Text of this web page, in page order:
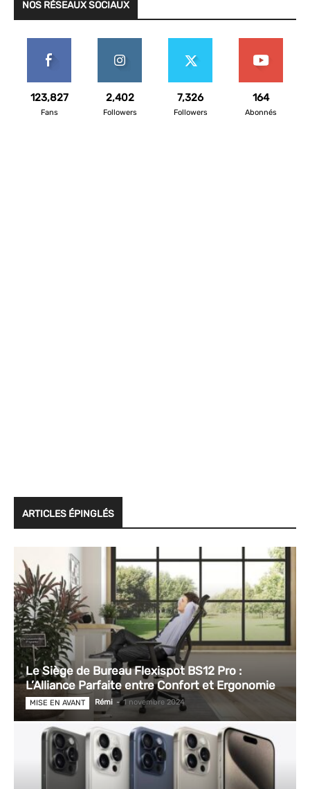
NOS RÉSEAUX SOCIAUX
123,827
Fans
2,402
Followers
7,326
Followers
164
Abonnés
ARTICLES ÉPINGLÉS
Le Siège de Bureau Flexispot BS12 Pro :
L’Alliance Parfaite entre Confort et Ergonomie
MISE EN AVANT Rémi - 1 novembre 2024